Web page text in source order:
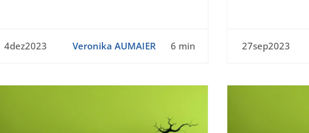
4dez2023 Veronika AUMAIER 6 min 27sep2023